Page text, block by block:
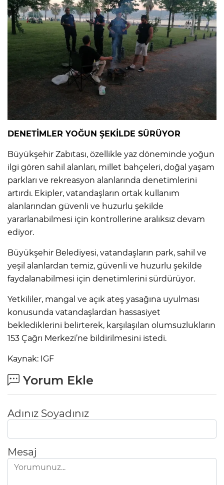
DENETİMLER YOĞUN ŞEKİLDE SÜRÜYOR
Büyükşehir Zabıtası, özellikle yaz döneminde yoğun
ilgi gören sahil alanları, millet bahçeleri, doğal yaşam
parkları ve rekreasyon alanlarında denetimlerini
artırdı. Ekipler, vatandaşların ortak kullanım
alanlarından güvenli ve huzurlu şekilde
yararlanabilmesi için kontrollerine aralıksız devam
ediyor.
Büyükşehir Belediyesi, vatandaşların park, sahil ve
yeşil alanlardan temiz, güvenli ve huzurlu şekilde
faydalanabilmesi için denetimlerini sürdürüyor.
Yetkililer, mangal ve açık ateş yasağına uyulması
konusunda vatandaşlardan hassasiyet
beklediklerini belirterek, karşılaşılan olumsuzlukların
153 Çağrı Merkezi’ne bildirilmesini istedi.
Kaynak: IGF
Yorum Ekle
Adınız Soyadınız
Mesaj